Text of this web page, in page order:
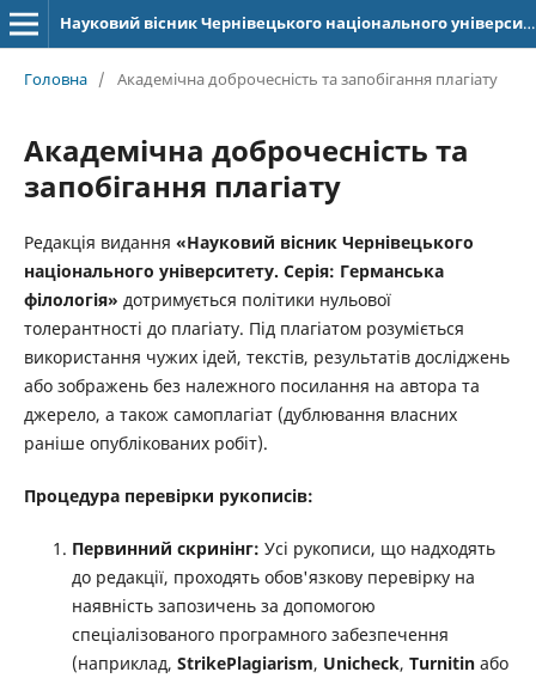
Науковий вісник Чернівецького національного університету імені Юрія Федьковича. Серія: Германська філологія
Головна / Академічна доброчесність та запобігання плагіату
Академічна доброчесність та
запобігання плагіату
Редакція видання «Науковий вісник Чернівецького
національного університету. Серія: Германська
філологія» дотримується політики нульової
толерантності до плагіату. Під плагіатом розуміється
використання чужих ідей, текстів, результатів досліджень
або зображень без належного посилання на автора та
джерело, а також самоплагіат (дублювання власних
раніше опублікованих робіт).
Процедура перевірки рукописів:
Первинний скринінг: Усі рукописи, що надходять
до редакції, проходять обов'язкову перевірку на
наявність запозичень за допомогою
спеціалізованого програмного забезпечення
(наприклад, StrikePlagiarism, Unicheck, Turnitinабо